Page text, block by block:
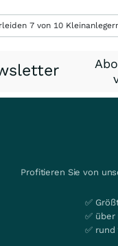
7 von 10
Profitieren Sie von
✅
✅
✅ rund